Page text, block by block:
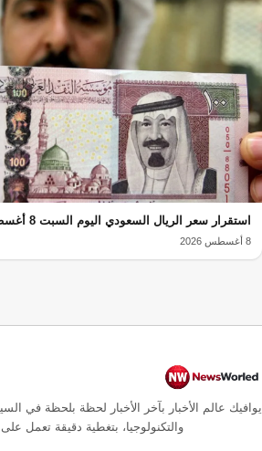
استقرار سعر الريال السعودي اليوم السبت 8 أغسطس 2026
8 أغسطس 2026
يوافيك عالم الأخبار بآخر الأخبار لحظة بلحظة في
والتكنولوجيا، بتغطية دقيقة تعمل